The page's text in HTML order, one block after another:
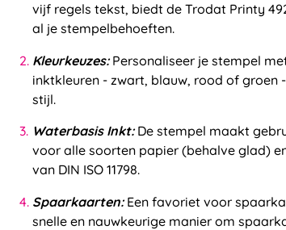
vijf regels tekst, biedt de Trodat Printy
al je stempelbehoeften.
Kleurkeuzes: Personaliseer je stempel
inktkleuren - zwart, blauw, rood of groen
stijl.
Waterbasis Inkt: De stempel maakt
voor alle soorten papier (behalve glad)
van DIN ISO 11798.
Spaarkaarten: Een favoriet voor
snelle en nauwkeurige manier om